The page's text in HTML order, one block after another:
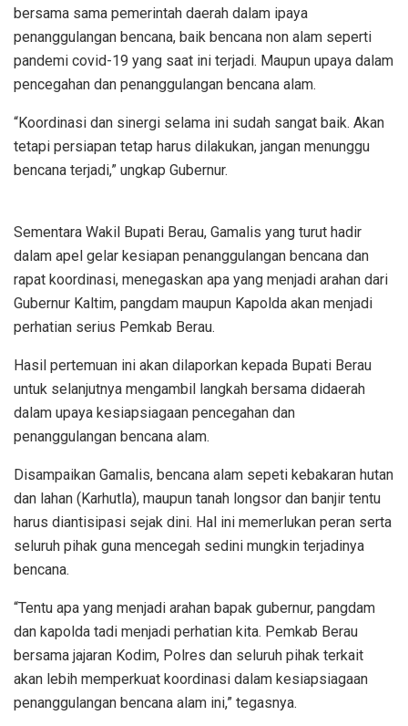
bersama sama pemerintah daerah dalam ipaya
penanggulangan bencana, baik bencana non alam seperti
pandemi covid-19 yang saat ini terjadi. Maupun upaya dalam
pencegahan dan penanggulangan bencana alam.
“Koordinasi dan sinergi selama ini sudah sangat baik. Akan
tetapi persiapan tetap harus dilakukan, jangan menunggu
bencana terjadi,” ungkap Gubernur.
Sementara Wakil Bupati Berau, Gamalis yang turut hadir
dalam apel gelar kesiapan penanggulangan bencana dan
rapat koordinasi, menegaskan apa yang menjadi arahan dari
Gubernur Kaltim, pangdam maupun Kapolda akan menjadi
perhatian serius Pemkab Berau.
Hasil pertemuan ini akan dilaporkan kepada Bupati Berau
untuk selanjutnya mengambil langkah bersama didaerah
dalam upaya kesiapsiagaan pencegahan dan
penanggulangan bencana alam.
Disampaikan Gamalis, bencana alam sepeti kebakaran hutan
dan lahan (Karhutla), maupun tanah longsor dan banjir tentu
harus diantisipasi sejak dini. Hal ini memerlukan peran serta
seluruh pihak guna mencegah sedini mungkin terjadinya
bencana.
“Tentu apa yang menjadi arahan bapak gubernur, pangdam
dan kapolda tadi menjadi perhatian kita. Pemkab Berau
bersama jajaran Kodim, Polres dan seluruh pihak terkait
akan lebih memperkuat koordinasi dalam kesiapsiagaan
penanggulangan bencana alam ini,” tegasnya.